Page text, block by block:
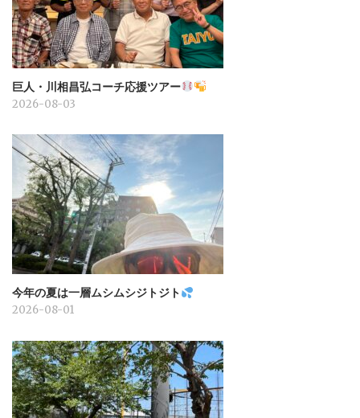
巨人・川相昌弘コーチ応援ツアー
2026-08-03
今年の夏は一層ムシムシジトジト
2026-08-01